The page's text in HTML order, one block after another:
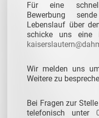
Für eine
Bewerbung
Lebenslauf über
schicke uns eine
Wir melden uns
Weitere zu
Bei Fragen zur
telefonisch unter